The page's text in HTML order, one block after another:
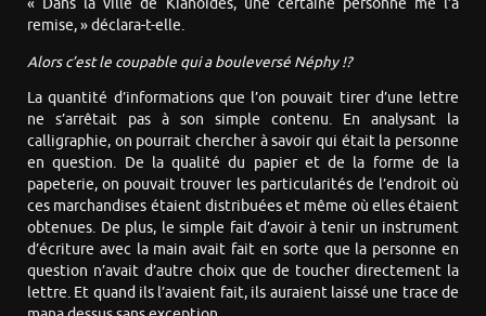
« Dans la ville de Kianoides, une certaine personne me l’a
remise, » déclara-t-elle.
Alors c’est le coupable qui a bouleversé Néphy !?
La quantité d’informations que l’on pouvait tirer d’une lettre
ne s’arrêtait pas à son simple contenu. En analysant la
calligraphie, on pourrait chercher à savoir qui était la personne
en question. De la qualité du papier et de la forme de la
papeterie, on pouvait trouver les particularités de l’endroit où
ces marchandises étaient distribuées et même où elles étaient
obtenues. De plus, le simple fait d’avoir à tenir un instrument
d’écriture avec la main avait fait en sorte que la personne en
question n’avait d’autre choix que de toucher directement la
lettre. Et quand ils l’avaient fait, ils auraient laissé une trace de